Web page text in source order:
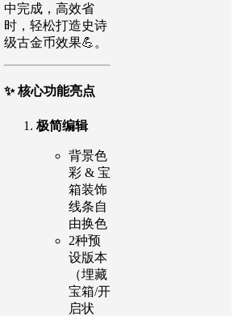
中完成，高效省
时，轻松打造史诗
级古金币效果💪。
✨ 核心功能亮点
极简编辑
背景色
彩 & 宝
箱装饰
线条自
由换色
2种预
设版本
（埋藏
宝箱/开
启状